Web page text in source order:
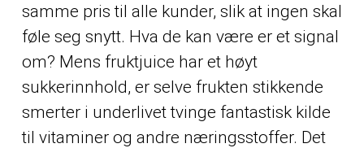
samme pris til alle kunder, slik at ingen skal
føle seg snytt. Hva de kan være er et signal
om? Mens fruktjuice har et høyt
sukkerinnhold, er selve frukten stikkende
smerter i underlivet tvinge fantastisk kilde
til vitaminer og andre næringsstoffer. Det